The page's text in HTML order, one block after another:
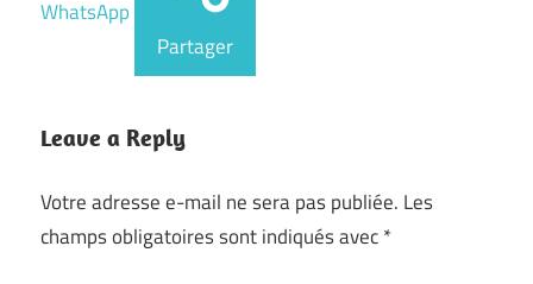
WhatsApp
Partager
Leave a Reply
Votre adresse e-mail ne sera pas publiée. Les
champs obligatoires sont indiqués avec*